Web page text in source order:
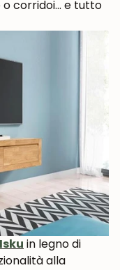
corridoi... e tutto
Isku in legno di
alla